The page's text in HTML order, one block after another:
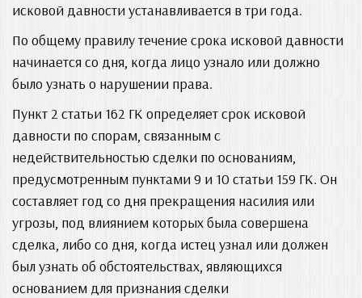
исковой давности устанавливается в три года.
По общему правилу течение срока исковой давности
начинается со дня, когда лицо узнало или должно
было узнать о нарушении права.
Пункт 2 статьи 162 ГК определяет срок исковой
давности по спорам, связанным с
недействительностью сделки по основаниям,
предусмотренным пунктами 9 и 10 статьи 159 ГК. Он
составляет год со дня прекращения насилия или
угрозы, под влиянием которых была совершена
сделка, либо со дня, когда истец узнал или должен
был узнать об обстоятельствах, являющихся
основанием для признания сделки